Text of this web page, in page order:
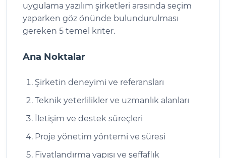
uygulama yazılım şirketleri arasında seçim
yaparken göz önünde bulundurulması
gereken 5 temel kriter.
Ana Noktalar
Şirketin deneyimi ve referansları
Teknik yeterlilikler ve uzmanlık alanları
İletişim ve destek süreçleri
Proje yönetim yöntemi ve süresi
Fiyatlandırma yapısı ve şeffaflık